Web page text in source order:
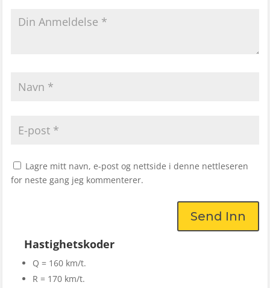
Lagre mitt navn, e-post og nettside i denne nettleseren
for neste gang jeg kommenterer.
Send Inn
Hastighetskoder
Q = 160 km/t.
R = 170 km/t.